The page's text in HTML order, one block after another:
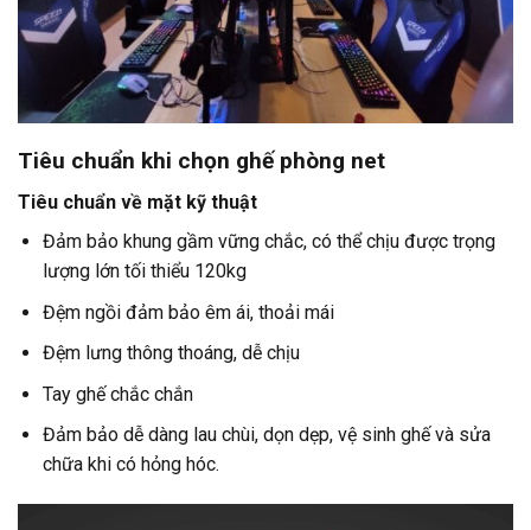
Tiêu chuẩn khi chọn ghế phòng net
Tiêu chuẩn về mặt kỹ thuật
Đảm bảo khung gầm vững chắc, có thể chịu được trọng
lượng lớn tối thiểu 120kg
Đệm ngồi đảm bảo êm ái, thoải mái
Đệm lưng thông thoáng, dễ chịu
Tay ghế chắc chắn
Đảm bảo dễ dàng lau chùi, dọn dẹp, vệ sinh ghế và sửa
chữa khi có hỏng hóc.